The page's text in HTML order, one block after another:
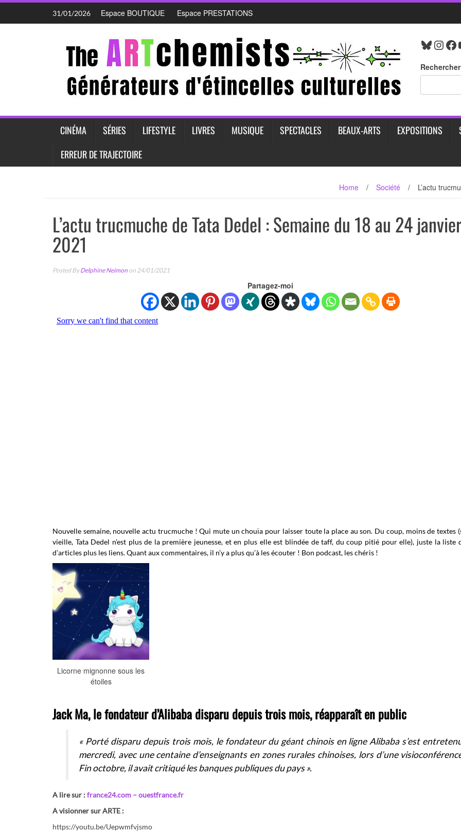
Skip
content
31/01/2026 Espace BOUTIQUE Espace PRESTATIONS
Rechercher
CINÉMA SÉRIES LIFESTYLE LIVRES MUSIQUE SPECTACLES BEAUX-ARTS EXPOSITIONS
ERREUR DE TRAJECTOIRE
Home / Société / L’actu
L’actu trucmuche de Tata Dedel : Semaine du 18 au 24
2021
Posted ByDelphine Neimon on 24/01/2021
Partagez-moi
Nouvelle semaine, nouvelle actu trucmuche ! Qui mute un chouïa pour laisser toute la place au son. Du coup, moins de textes
vieille, Tata Dedel n’est plus de la première jeunesse, et en plus elle est blindée de taff, du coup pitié pour elle), juste la liste
d’articles plus les liens. Quant aux commentaires, il n’y a plus qu’à les écouter ! Bon podcast, les chéris !
Licorne mignonne sous les
étoiles
Jack Ma, le fondateur d’Alibaba disparu depuis trois mois, réapparaît en public
« Porté disparu depuis trois mois, le fondateur du géant chinois en ligne Alibaba s’est
mercredi, avec une centaine d’enseignants en zones rurales chinoises, lors d’une
Fin octobre, il avait critiqué les banques publiques du pays ».
A lire sur :france24.com –ouestfrance.fr
A visionner sur ARTE :
https://youtu.be/Uepwmfvjsmo